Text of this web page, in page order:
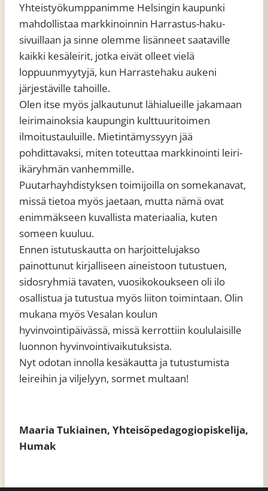
Yhteistyökumppanimme Helsingin kaupunki
mahdollistaa markkinoinnin Harrastus-haku-
sivuillaan ja sinne olemme lisänneet saataville
kaikki kesäleirit, jotka eivät olleet vielä
loppuunmyytyjä, kun Harrastehaku aukeni
järjestäville tahoille.
Olen itse myös jalkautunut lähialueille jakamaan
leirimainoksia kaupungin kulttuuritoimen
ilmoitustauluille. Mietintämyssyyn jää
pohdittavaksi, miten toteuttaa markkinointi leiri-
ikäryhmän vanhemmille.
Puutarhayhdistyksen toimijoilla on somekanavat,
missä tietoa myös jaetaan, mutta nämä ovat
enimmäkseen kuvallista materiaalia, kuten
someen kuuluu.
Ennen istutuskautta on harjoittelujakso
painottunut kirjalliseen aineistoon tutustuen,
sidosryhmiä tavaten, vuosikokoukseen oli ilo
osallistua ja tutustua myös liiton toimintaan. Olin
mukana myös Vesalan koulun
hyvinvointipäivässä, missä kerrottiin koululaisille
luonnon hyvinvointivaikutuksista.
Nyt odotan innolla kesäkautta ja tutustumista
leireihin ja viljelyyn, sormet multaan!
Maaria Tukiainen, Yhteisöpedagogiopiskelija,
Humak